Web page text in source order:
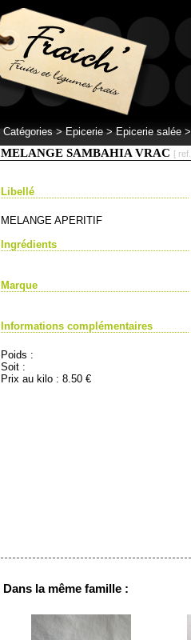
Catégories >Epicerie > Epicerie salée
MELANGE SAMBAHIA VRAC [
Libellé
MELANGE APERITIF
Ingrédients
Marque
Informations complémentaires
Poids :
Soit :
Prix au kilo : 8.50 €
Dans la même famille :